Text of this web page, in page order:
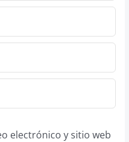
electrónico y sitio web